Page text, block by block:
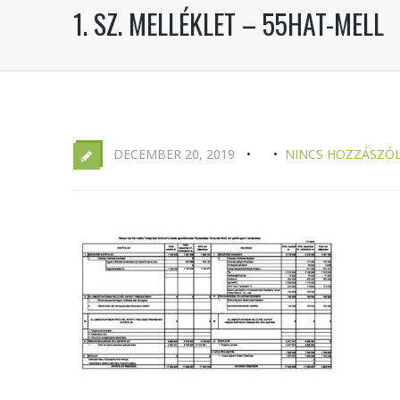
1. SZ. MELLÉKLET – 55HAT-MELL
DECEMBER 20, 2019 NINCS